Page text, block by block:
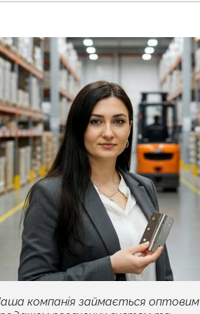
компанія займається оптовим